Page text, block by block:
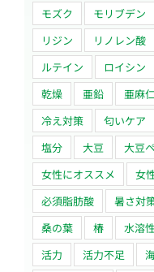
モズク
モリブデン
リジン
リノレン酸
ルテイン
ロイシン
乾燥
亜鉛 亜麻
冷え対策
匂いケア
塩分
大豆 大豆
女性にオススメ
女
必須脂肪酸
暑さ対
桑の葉
椿 水溶
活力
活力不足